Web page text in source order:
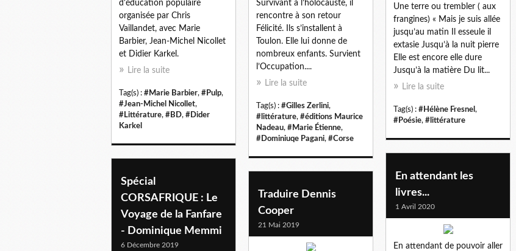
d'éducation populaire
organisée par Chris
Vaillandet, avec Marie
Barbier, Jean-Michel Nicollet
et Didier Karkel.
Lire la suite
Tag(s) : #Marie Barbier, #Pulp,
#Jean-Michel Nicollet,
#Littérature, #BD, #Dider
Karkel
Survivant à l’holocauste, il
rencontre à son retour
Félicité. Ils s’installent à
Toulon. Elle lui donne de
nombreux enfants. Survient
l’Occupation....
Lire la suite
Tag(s) : #Gilles Zerlini,
#littérature, #éditions Maurice
Nadeau, #Marie Étienne,
#Dominiuqe Pagani, #Corse
Une terre ou trembler ( aux
frangines) « Mais je suis allée
jusqu’au matin Il esseule il
extasie Jusqu’à la nuit pierre
Elle est encore elle dure
Jusqu’à la matière Du lit...
Lire la suite
Tag(s) : #Hélène Fresnel ,
#Poésie, #littérature
En attendant les
livres...
1 Avril 2020
En attendant de pouvoir aller
Spécial
CORSAFRIQUE : Le
Voyage de la Fanfare
- Dominique Memmi
6 Décembre 2019
Traduire Dennis
Cooper
21 Mai 2019